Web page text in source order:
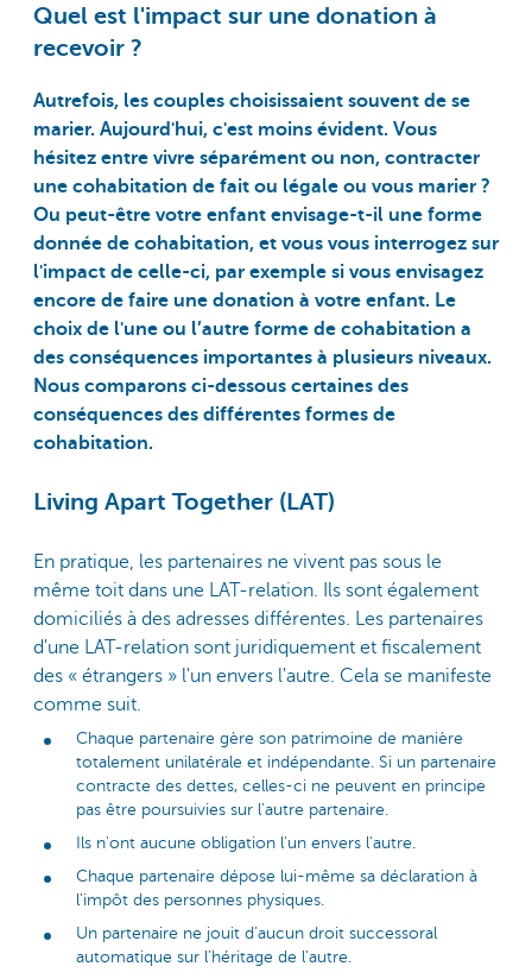
Quel est l'impact sur une donation à
recevoir ?
Autrefois, les couples choisissaient souvent de se
marier. Aujourd'hui, c'est moins évident. Vous
hésitez entre vivre séparément ou non, contracter
une cohabitation de fait ou légale ou vous marier ?
Ou peut-être votre enfant envisage-t-il une forme
donnée de cohabitation, et vous vous interrogez sur
l'impact de celle-ci, par exemple si vous envisagez
encore de faire une donation à votre enfant. Le
choix de l'une ou l’autre forme de cohabitation a
des conséquences importantes à plusieurs niveaux.
Nous comparons ci-dessous certaines des
conséquences des différentes formes de
cohabitation.
Living Apart Together (LAT)
En pratique, les partenaires ne vivent pas sous le
même toit dans une LAT-relation. Ils sont également
domiciliés à des adresses différentes. Les partenaires
d'une LAT-relation sont juridiquement et fiscalement
des « étrangers » l'un envers l'autre. Cela se manifeste
comme suit.
Chaque partenaire gère son patrimoine de manière
totalement unilatérale et indépendante. Si un partenaire
contracte des dettes, celles-ci ne peuvent en principe
pas être poursuivies sur l'autre partenaire.
Ils n'ont aucune obligation l'un envers l'autre.
Chaque partenaire dépose lui-même sa déclaration à
l’impôt des personnes physiques.
Un partenaire ne jouit d’aucun droit successoral
automatique sur l’héritage de l'autre.